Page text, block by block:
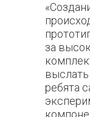
за
ребята